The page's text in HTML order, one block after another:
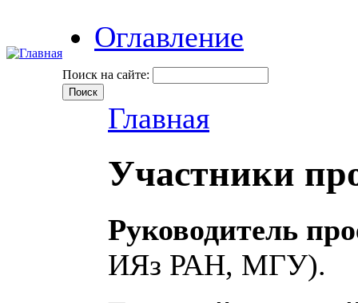
Оглавление
Поиск на сайте:
Главная
Участники
Руководитель
ИЯз РАН, МГУ).